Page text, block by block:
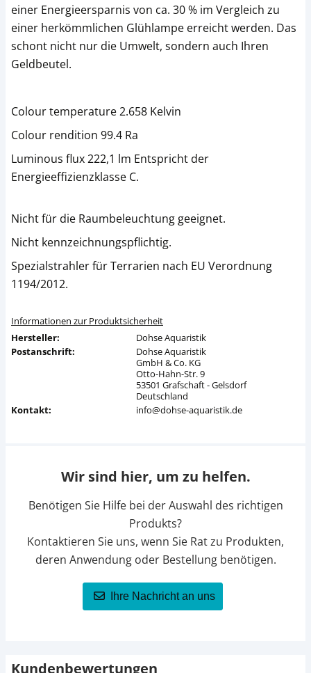
einer Energieersparnis von ca. 30 % im Vergleich zu
einer herkömmlichen Glühlampe erreicht werden. Das
schont nicht nur die Umwelt, sondern auch Ihren
Geldbeutel.
Colour temperature 2.658 Kelvin
Colour rendition 99.4 Ra
Luminous flux 222,1 lm Entspricht der
Energieeffizienzklasse C.
Nicht für die Raumbeleuchtung geeignet.
Nicht kennzeichnungspflichtig.
Spezialstrahler für Terrarien nach EU Verordnung
1194/2012.
Informationen zur Produktsicherheit
Hersteller:
Dohse Aquaristik
Postanschrift:
Dohse Aquaristik
GmbH & Co. KG
Otto-Hahn-Str. 9
53501 Grafschaft - Gelsdorf
Deutschland
Kontakt:
info@dohse-aquaristik.de
Wir sind hier, um zu helfen.
Benötigen Sie Hilfe bei der Auswahl des richtigen
Produkts?
Kontaktieren Sie uns, wenn Sie Rat zu Produkten,
deren Anwendung oder Bestellung benötigen.
Ihre Nachricht an uns
Kundenbewertungen